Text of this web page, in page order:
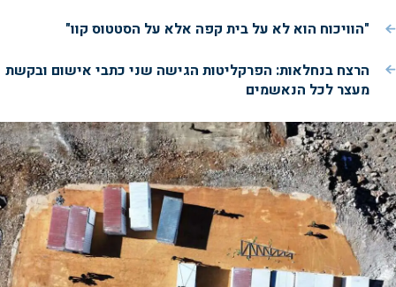
"הוויכוח הוא לא על בית קפה אלא על הסטטוס קוו"
הרצח בנחלאות: הפרקליטות הגישה שני כתבי אישום ובקשת
מעצר לכל הנאשמים